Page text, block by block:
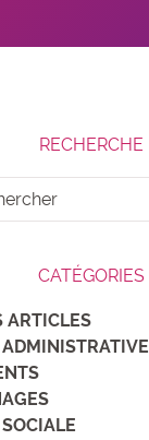
RECHERCHE
CATÉGORIES
ARTICLES